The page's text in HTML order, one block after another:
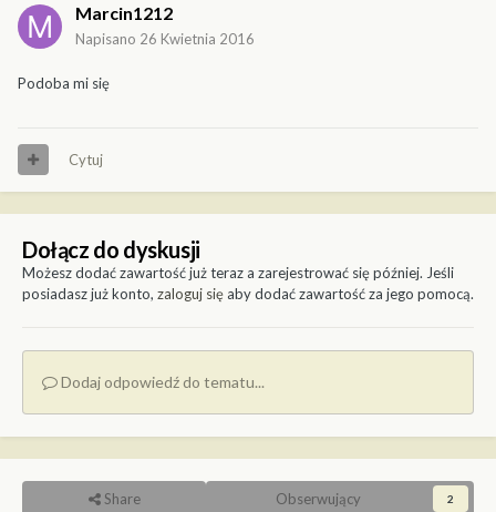
Marcin1212
Napisano 26 Kwietnia 2016
Podoba mi się
Cytuj
Dołącz do dyskusji
Możesz dodać zawartość już teraz a zarejestrować się później. Jeśli
posiadasz już konto, zaloguj sięaby dodać zawartość za jego pomocą.
Dodaj odpowiedź do tematu...
Share Obserwujący 2